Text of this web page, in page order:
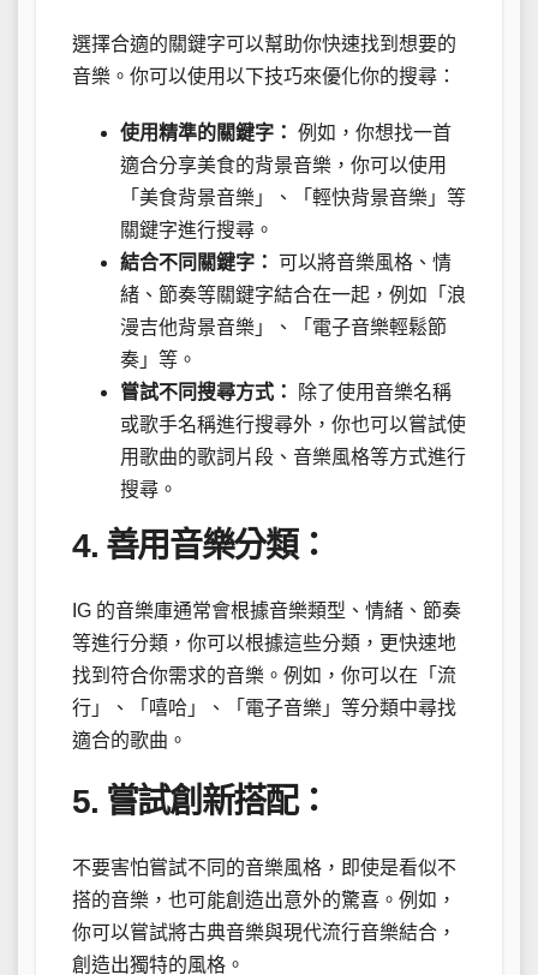
選擇合適的關鍵字可以幫助你快速找到想要的
音樂。你可以使用以下技巧來優化你的搜尋：
使用精準的關鍵字： 例如，你想找一首
適合分享美食的背景音樂，你可以使用
「美食背景音樂」、「輕快背景音樂」等
關鍵字進行搜尋。
結合不同關鍵字： 可以將音樂風格、情
緒、節奏等關鍵字結合在一起，例如「浪
漫吉他背景音樂」、「電子音樂輕鬆節
奏」等。
嘗試不同搜尋方式：
除了使用音樂名稱
或歌手名稱進行搜尋外，你也可以嘗試使
用歌曲的歌詞片段、音樂風格等方式進行
搜尋。
4. 善用音樂分類：
IG 的音樂庫通常會根據音樂類型、情緒、節奏
等進行分類，你可以根據這些分類，更快速地
找到符合你需求的音樂。例如，你可以在「流
行」、「嘻哈」、「電子音樂」等分類中尋找
適合的歌曲。
5. 嘗試創新搭配：
不要害怕嘗試不同的音樂風格，即使是看似不
搭的音樂，也可能創造出意外的驚喜。例如，
你可以嘗試將古典音樂與現代流行音樂結合，
創造出獨特的風格。